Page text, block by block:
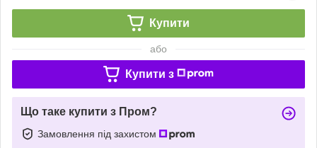
Купити
або
Купити з
Що таке купити з Пром?
Замовлення під захистом